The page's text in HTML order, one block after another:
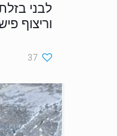
לבני
וריצוף פישבון
37